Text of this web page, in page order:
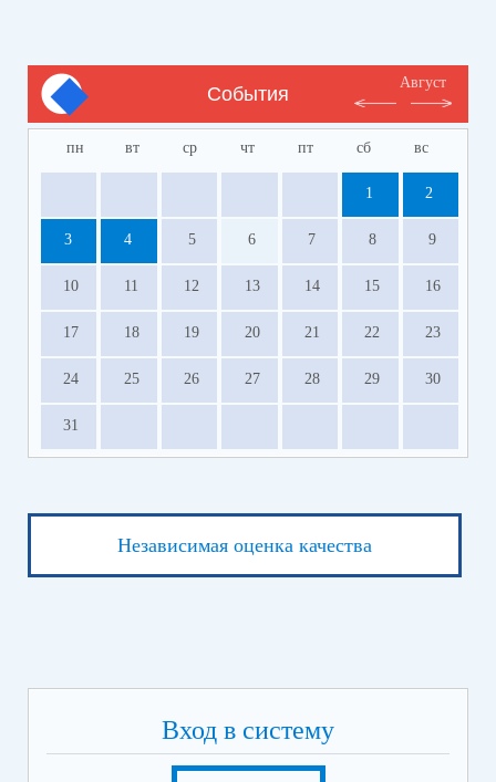
События
Август
пн вт ср чт пт сб вс
1 2
3 4 5 6 7 8 9
10 11 12 13 14 15 16
17 18 19 20 21 22 23
24 25 26 27 28 29 30
31
Независимая оценка качества
Вход в систему